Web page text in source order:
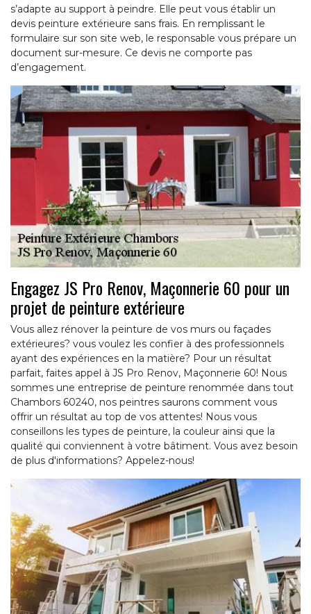
s’adapte au support à peindre. Elle peut vous établir un
devis peinture extérieure sans frais. En remplissant le
formulaire sur son site web, le responsable vous prépare un
document sur-mesure. Ce devis ne comporte pas
d’engagement.
Engagez JS Pro Renov, Maçonnerie 60 pour un
projet de peinture extérieure
Vous allez rénover la peinture de vos murs ou façades
extérieures? vous voulez les confier à des professionnels
ayant des expériences en la matière? Pour un résultat
parfait, faites appel à JS Pro Renov, Maçonnerie 60! Nous
sommes une entreprise de peinture renommée dans tout
Chambors 60240, nos peintres saurons comment vous
offrir un résultat au top de vos attentes! Nous vous
conseillons les types de peinture, la couleur ainsi que la
qualité qui conviennent à votre bâtiment. Vous avez besoin
de plus d'informations? Appelez-nous!